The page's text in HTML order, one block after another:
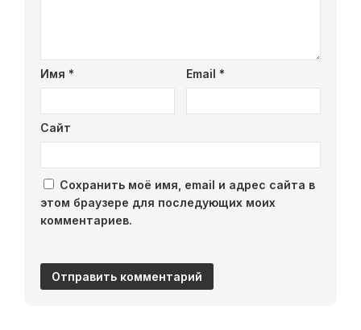
Имя * Email *
Сайт
Сохранить моё имя, email и адрес сайта в
этом браузере для последующих моих
комментариев.